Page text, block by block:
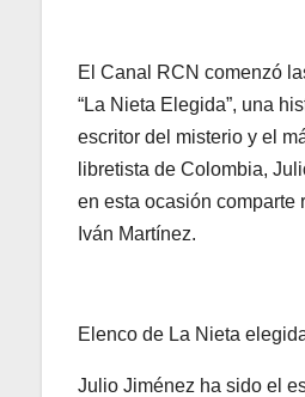
El Canal RCN comenzó
“La Nieta Elegida”, una
escritor del misterio y el
libretista de Colombia,
en esta ocasión comparte
Iván Martínez.
Elenco de La Nieta
Julio Jiménez ha sido el